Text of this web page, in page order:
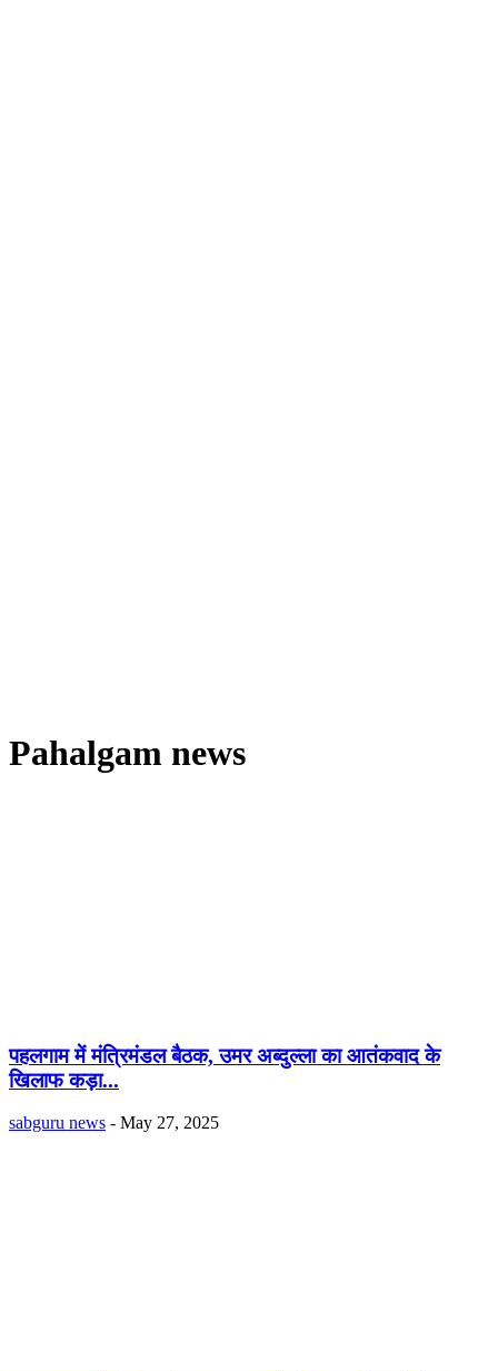
Pahalgam news
पहलगाम में मंत्रिमंडल बैठक, उमर अब्दुल्ला का आतंकवाद के
खिलाफ कड़ा...
sabguru news - May 27, 2025